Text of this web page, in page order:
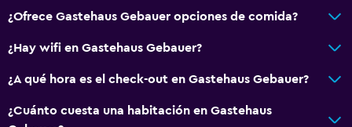
Plancha y tabla de planchar
Tetera/cafetera
¿Ofrece Gastehaus Gebauer opciones de comida?
¿Hay wifi en Gastehaus Gebauer?
¿A qué hora es el check-out en Gastehaus Gebauer?
¿Cuánto cuesta una habitación en Gastehaus